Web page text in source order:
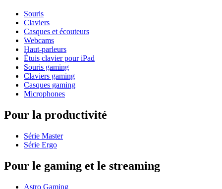
Souris
Claviers
Casques et écouteurs
Webcams
Haut-parleurs
Étuis clavier pour iPad
Souris gaming
Claviers gaming
Casques gaming
Microphones
Pour la productivité
Série Master
Série Ergo
Pour le gaming et le streaming
Astro Gaming